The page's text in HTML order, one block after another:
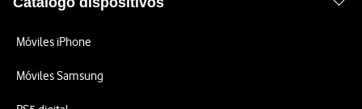
Móviles iPhone
Móviles Samsung